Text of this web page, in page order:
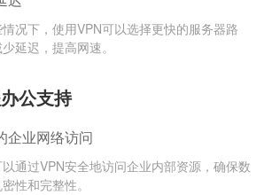
况下，使用VPN可以选择更快的服务器路
延迟，提高网速。
公支持
企业网络访问
以通过VPN安全地访问企业内部资源，确保数
性和完整性。